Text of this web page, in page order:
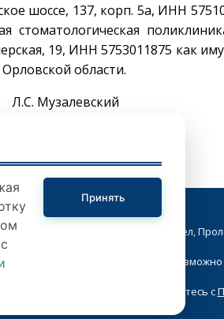
шоссе, 137, корп. 5а, ИНН
стоматологическая
19, ИНН 5753011875 как
области.
Совет народных депутатов. г.Орел,
в Интернете материалов сайта
любую форму на сайте, вы соглашаетесь с
Принять